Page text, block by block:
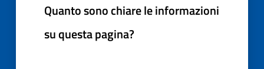
Quanto sono chiare le informazioni
su questa pagina?